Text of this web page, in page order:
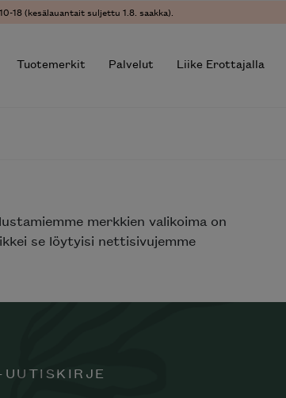
18 (kesälauantait suljettu 1.8. saakka).
Tuotemerkit Palvelut Liike Erottajalla
merkkien valikoima on
se löytyisi nettisivujemme